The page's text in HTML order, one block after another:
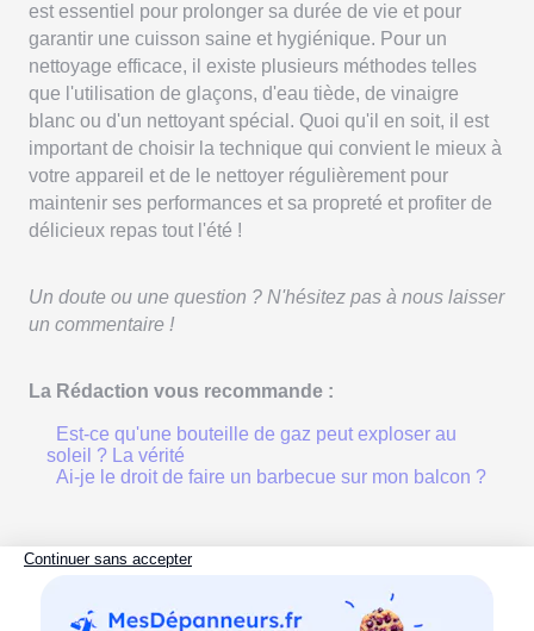
est essentiel pour prolonger sa durée de vie et pour
garantir une cuisson saine et hygiénique. Pour un
nettoyage efficace, il existe plusieurs méthodes telles
que l'utilisation de glaçons, d'eau tiède, de vinaigre
blanc ou d'un nettoyant spécial. Quoi qu'il en soit, il est
important de choisir la technique qui convient le mieux à
votre appareil et de le nettoyer régulièrement pour
maintenir ses performances et sa propreté et profiter de
délicieux repas tout l'été !
Un doute ou une question ? N'hésitez pas à nous laisser
un commentaire !
La Rédaction vous recommande :
Est-ce qu'une bouteille de gaz peut exploser au
soleil ? La vérité
Ai-je le droit de faire un barbecue sur mon balcon ?
Références :
votre-plancha.com